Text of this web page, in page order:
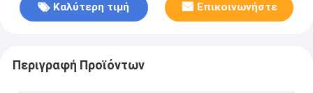
Καλύτερη τιμή Επικοινωνήστε
Περιγραφή Προϊόντων